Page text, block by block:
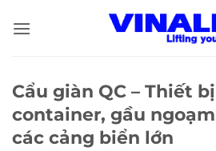
qua
Cẩu giàn QC – Thiết
container, gầu
các cảng biển lớn